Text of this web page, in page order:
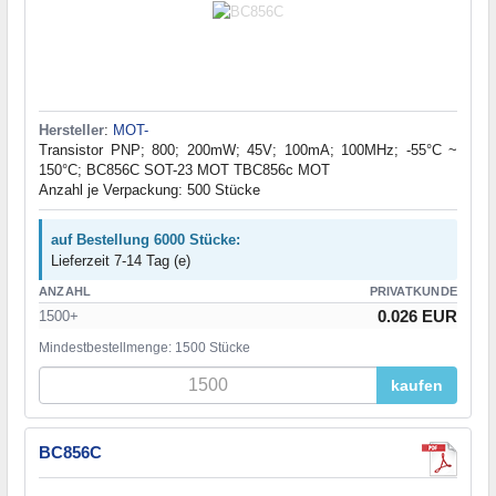
Hersteller: MOT-
Transistor PNP; 800; 200mW; 45V; 100mA; 100MHz; -55°C ~
150°C; BC856C SOT-23 MOT TBC856c MOT
Anzahl je Verpackung: 500 Stücke
auf Bestellung 6000 Stücke:
Lieferzeit 7-14 Tag (e)
ANZAHL PRIVATKUNDE
1500+ 0.026 EUR
Mindestbestellmenge: 1500 Stücke
kaufen
BC856C